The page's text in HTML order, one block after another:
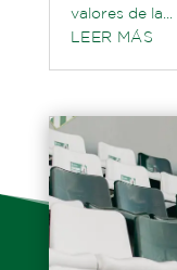
valores de la...
LEER MÁS